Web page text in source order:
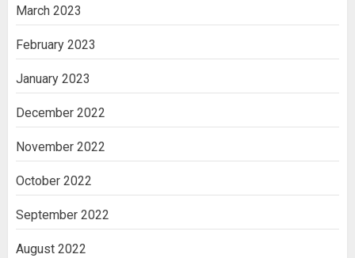
March 2023
February 2023
January 2023
December 2022
November 2022
October 2022
September 2022
August 2022